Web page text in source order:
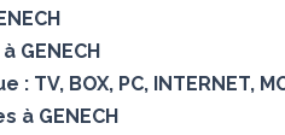
GENECH
BOX, PC, INTERNET,
à GENECH